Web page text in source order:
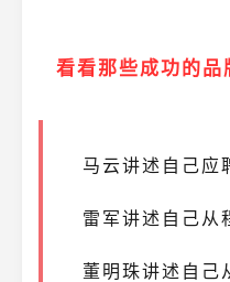
看看那些成功的品
马云讲述自己应
雷军讲述自己从
董明珠讲述自己